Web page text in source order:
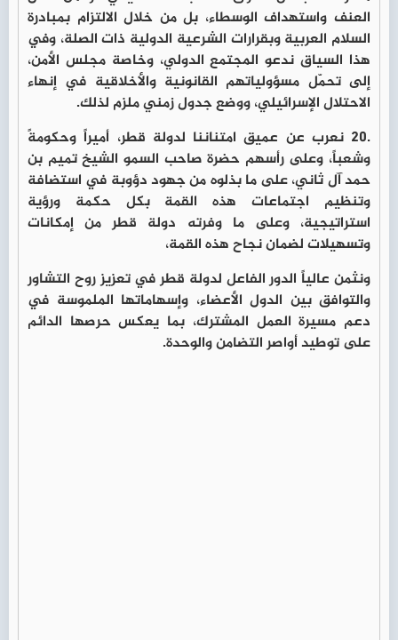
العنف واستهداف الوسطاء، بل من خلال الالتزام بمبادرة
السلام العربية وبقرارات الشرعية الدولية ذات الصلة، وفي
هذا السياق ندعو المجتمع الدولي، وخاصة مجلس الأمن،
إلى تحمّل مسؤولياتهم القانونية والأخلاقية في إنهاء
الاحتلال الإسرائيلي، ووضع جدول زمني ملزم لذلك.
.20 نعرب عن عميق امتناننا لدولة قطر، أميراً وحكومةً
وشعباً، وعلى رأسهم حضرة صاحب السمو الشيخ تميم بن
حمد آل ثاني، على ما بذلوه من جهود دؤوبة في استضافة
وتنظيم اجتماعات هذه القمة بكل حكمة ورؤية
استراتيجية، وعلى ما وفرته دولة قطر من إمكانات
وتسهيلات لضمان نجاح هذه القمة،
ونثمن عالياً الدور الفاعل لدولة قطر في تعزيز روح التشاور
والتوافق بين الدول الأعضاء، وإسهاماتها الملموسة في
دعم مسيرة العمل المشترك، بما يعكس حرصها الدائم
على توطيد أواصر التضامن والوحدة.